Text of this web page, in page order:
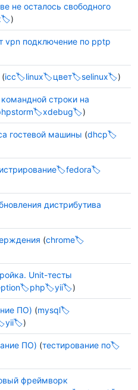
не осталось свободного
)
vpn подключение по pptp
(icc linux цвет selinux )
строки на
xdebug )
гостевой машины (dhcp
fedora
дистрибутива
(chrome
Unit-тесты
php yii )
ПО) (mysql
yii )
ПО) (тестирование по
фреймворк